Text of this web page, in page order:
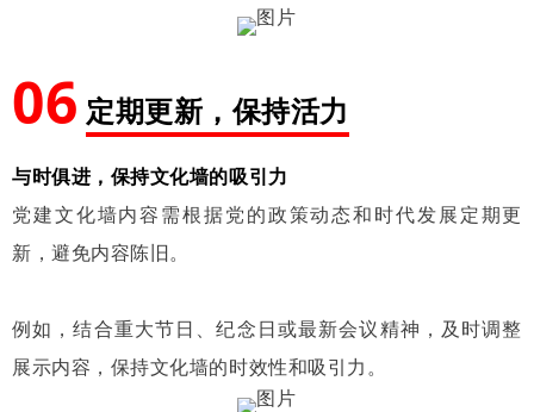
06 定期更新，保持活力
与时俱进，保持文化墙的吸引力
党建文化墙内容需根据党的政策动态和时代发展定期更
新，避免内容陈旧。
例如，结合重大节日、纪念日或最新会议精神，及时调整
展示内容，保持文化墙的时效性和吸引力。